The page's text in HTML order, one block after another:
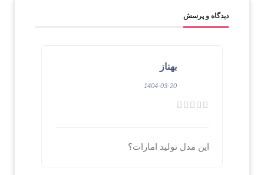
دیدگاه و پرسش
بهناز
1404-03-20
این مدل تولید امارات؟